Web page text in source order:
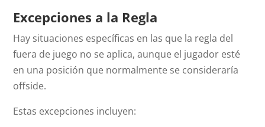
Excepciones a la Regla
Hay situaciones específicas en las que la regla del
fuera de juego no se aplica, aunque el jugador esté
en una posición que normalmente se consideraría
offside.
Estas excepciones incluyen: